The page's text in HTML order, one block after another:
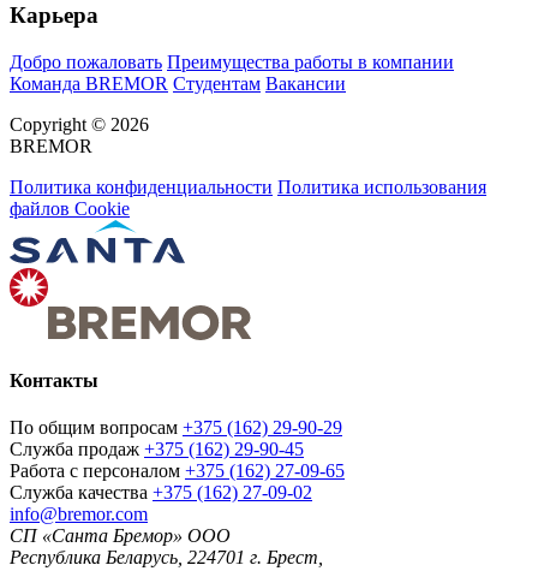
Карьера
Добро пожаловать Преимущества работы в компании
Команда BREMOR Студентам Вакансии
Copyright © 2026
BREMOR
Политика конфиденциальности Политика использования
файлов Cookie
Контакты
По общим вопросам +375 (162) 29-90-29
Служба продаж +375 (162) 29-90-45
Работа с персоналом +375 (162) 27-09-65
Служба качества +375 (162) 27-09-02
info@bremor.com
СП «Санта Бремор» ООО
Республика Беларусь, 224701 г. Брест,